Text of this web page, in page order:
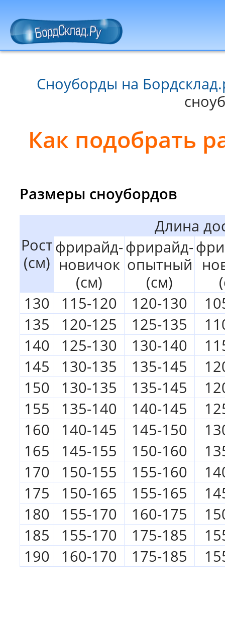
Сноуборды на
Как подобрать
Размеры сноубордов
Рост
(см)
Длина
фрирайд-
новичок
(см)
фрирайд-
опытный
(см)
130
115-120 120-130
135
120-125 125-135
140
125-130 130-140
145
130-135 135-145
150
130-135 135-145
155
135-140 140-145
160
140-145 145-150
165
145-155 150-160
170
150-155 155-160
175
150-165 155-165
180
155-170 160-175
185
155-170 175-185
190
160-170 175-185